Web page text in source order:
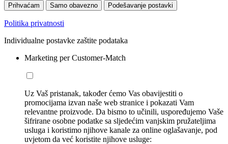
Prihvaćam Samo obavezno Podešavanje postavki
Politika privatnosti
Individualne postavke zaštite podataka
Marketing per Customer-Match
Uz Vaš pristanak, također ćemo Vas obavijestiti o
promocijama izvan naše web stranice i pokazati Vam
relevantne proizvode. Da bismo to učinili, uspoređujemo Vaše
šifrirane osobne podatke sa sljedećim vanjskim pružateljima
usluga i koristimo njihove kanale za online oglašavanje, pod
uvjetom da već koristite njihove usluge: